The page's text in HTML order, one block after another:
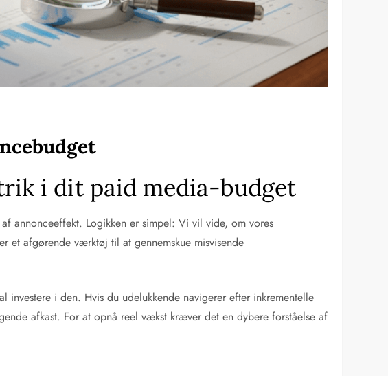
i dit paid media-budget
annonceeffekt. Logikken er simpel: Vi vil vide, om vores
et afgørende værktøj til at gennemskue misvisende
investere i den. Hvis du udelukkende navigerer efter inkrementelle
afkast. For at opnå reel vækst kræver det en dybere forståelse af